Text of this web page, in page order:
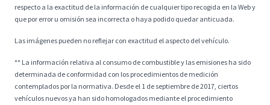
respecto a la exactitud de la información de cualquier tipo recogida en la Web y
que por error u omisión sea incorrecta o haya podido quedar anticuada.
Las imágenes pueden no reflejar con exactitud el aspecto del vehículo.
** La información relativa al consumo de combustible y las emisiones ha sido
determinada de conformidad con los procedimientos de medición
contemplados por la normativa. Desde el 1 de septiembre de 2017, ciertos
vehículos nuevos ya han sido homologados mediante el procedimiento